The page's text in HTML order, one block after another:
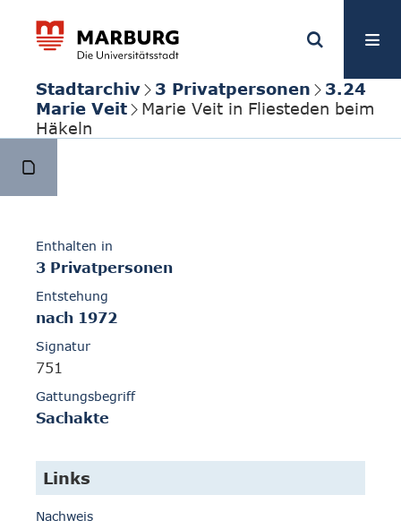
Stadtarchiv 3 Privatpersonen
3.24
Marie Veit
Marie Veit in Fliesteden beim
Häkeln
Enthalten in
3 Privatpersonen
Entstehung
nach 1972
Signatur
751
Gattungsbegriff
Sachakte
Links
Nachweis